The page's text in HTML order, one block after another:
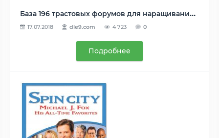
База 196 трастовых форумов для наращивания ТИЦ и PR
17.07.2018 dle9.com 4 723 0
Подробнее